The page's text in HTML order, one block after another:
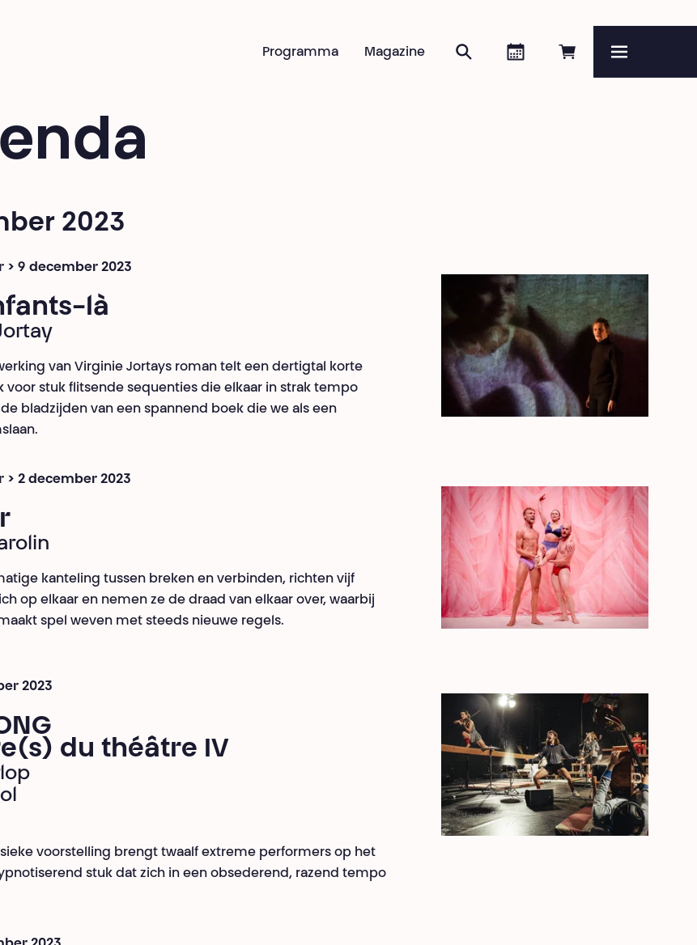
Online reserveren
Agenda
Zoeken
Magazine
Programma
2023
> 9 december 2023
là
van Virginie Jortays roman telt een dertigtal korte
voor stuk flitsende sequenties die elkaar in strak tempo
bladzijden van een spannend boek die we als een
> 2 december 2023
kanteling tussen breken en verbinden, richten vijf
op elkaar en nemen ze de draad van elkaar over, waarbij
spel weven met steeds nieuwe regels.
2023
du théâtre IV
voorstelling brengt twaalf extreme performers op het
stuk dat zich in een obsederend, razend tempo